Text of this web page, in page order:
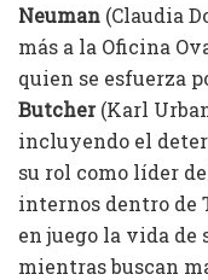
Neuman (Claudia
más a la Oficina
quien se esfuerza
Butcher(Karl
incluyendo el
su rol como líder
internos dentro de
en juego la vida de
mientras buscan